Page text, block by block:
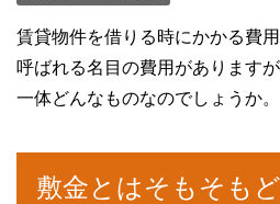
賃貸物件を借りる時にかかる費
呼ばれる名目の費用があります
一体どんなものなのでしょうか。
敷金とはそもそも